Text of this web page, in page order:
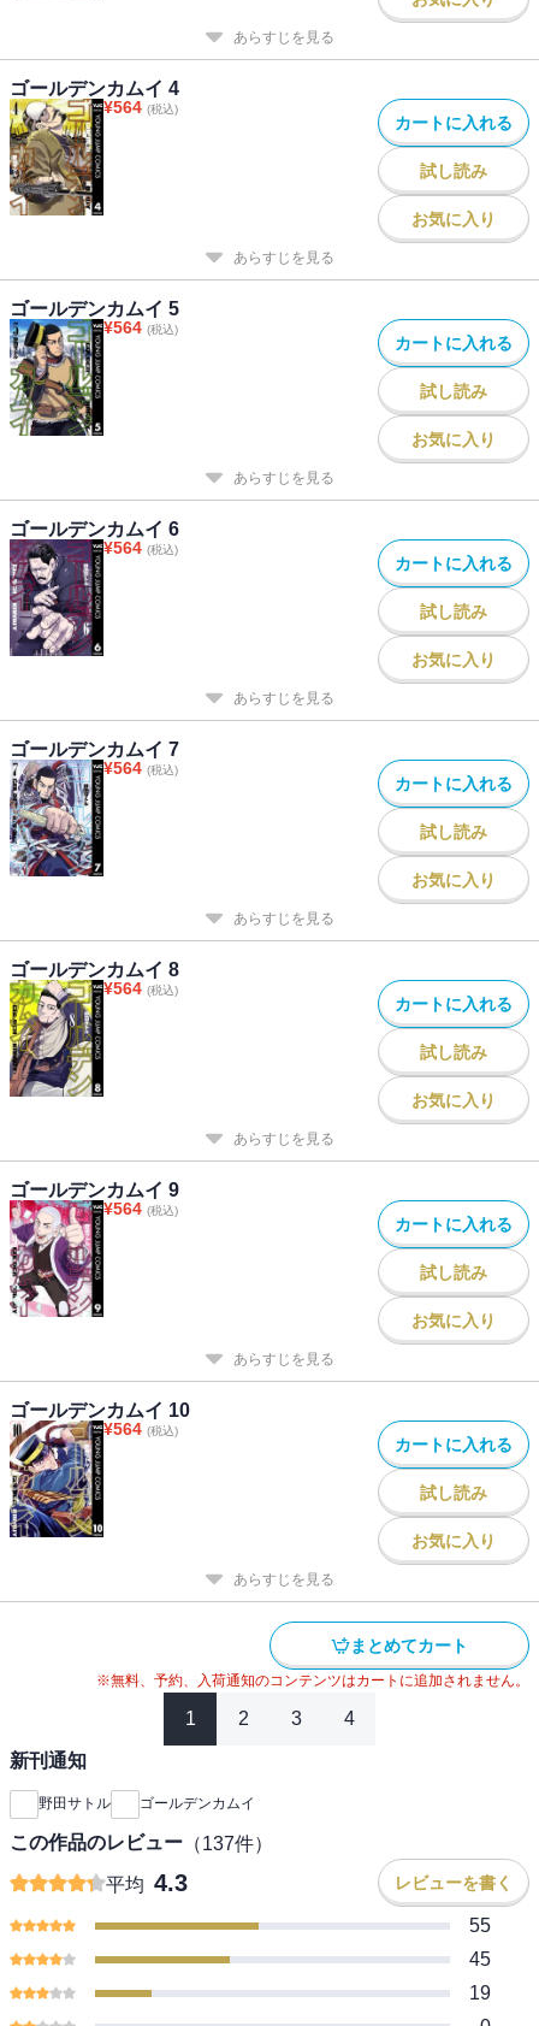
あらすじを見る
ゴールデンカムイ 4
¥564 (税込)
カートに入れる
試し読み
お気に入り
あらすじを見る
ゴールデンカムイ 5
¥564 (税込)
カートに入れる
試し読み
お気に入り
あらすじを見る
ゴールデンカムイ 6
¥564 (税込)
カートに入れる
試し読み
お気に入り
あらすじを見る
ゴールデンカムイ 7
¥564 (税込)
カートに入れる
試し読み
お気に入り
あらすじを見る
ゴールデンカムイ 8
¥564 (税込)
カートに入れる
試し読み
お気に入り
あらすじを見る
ゴールデンカムイ 9
¥564 (税込)
カートに入れる
試し読み
お気に入り
あらすじを見る
ゴールデンカムイ 10
¥564 (税込)
カートに入れる
試し読み
お気に入り
あらすじを見る
まとめてカート
※無料、予約、入荷通知のコンテンツはカートに追加されません。
1 2 3 4
新刊通知
野田サトル ゴールデンカムイ
この作品のレビュー （137件）
平均 4.3 レビューを書く
55
45
19